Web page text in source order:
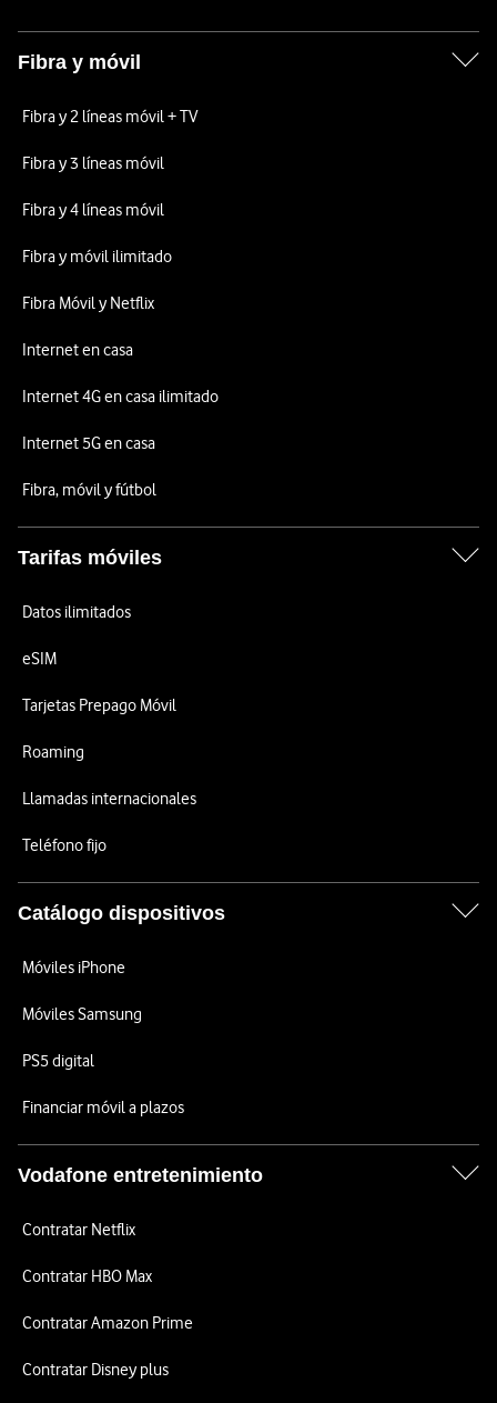
Fibra y móvil
Fibra y 2 líneas móvil + TV
Fibra y 3 líneas móvil
Fibra y 4 líneas móvil
Fibra y móvil ilimitado
Fibra Móvil y Netflix
Internet en casa
Internet 4G en casa ilimitado
Internet 5G en casa
Fibra, móvil y fútbol
Tarifas móviles
Datos ilimitados
eSIM
Tarjetas Prepago Móvil
Roaming
Llamadas internacionales
Teléfono fijo
Catálogo dispositivos
Móviles iPhone
Móviles Samsung
PS5 digital
Financiar móvil a plazos
Vodafone entretenimiento
Contratar Netflix
Contratar HBO Max
Contratar Amazon Prime
Contratar Disney plus